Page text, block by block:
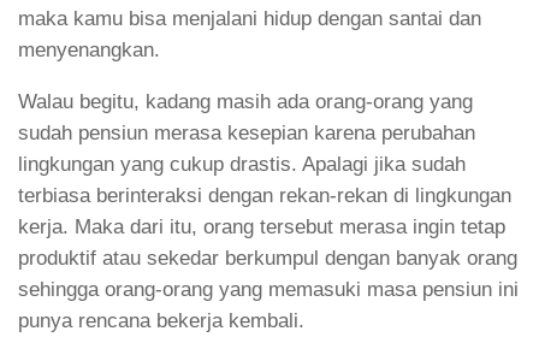
maka kamu bisa menjalani hidup dengan santai dan
menyenangkan.
Walau begitu, kadang masih ada orang-orang yang
sudah pensiun merasa kesepian karena perubahan
lingkungan yang cukup drastis. Apalagi jika sudah
terbiasa berinteraksi dengan rekan-rekan di lingkungan
kerja. Maka dari itu, orang tersebut merasa ingin tetap
produktif atau sekedar berkumpul dengan banyak orang
sehingga orang-orang yang memasuki masa pensiun ini
punya rencana bekerja kembali.